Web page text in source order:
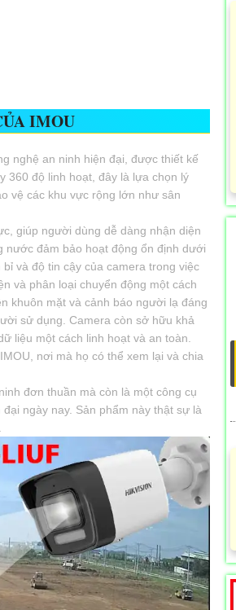
IMOU
nghệ an ninh hiện đại, được thiết kế
360 độ linh hoạt, đây là lựa chọn lý
vệ các khu vực rộng lớn như sân
giúp người dùng dễ dàng nhận diện
nước đảm bảo hoạt động ổn định dưới
và độ tin cậy của camera trong việc
và phân loại chuyển động một cách
khuôn mặt và cảnh báo người lạ đáng
sử dụng. Camera còn sở hữu khả
liệu một cách linh hoạt và an toàn.
nơi mà họ có thể xem lại và chia
đơn thuần mà còn là một công cụ
ngày nay. Sản phẩm này thật sự là